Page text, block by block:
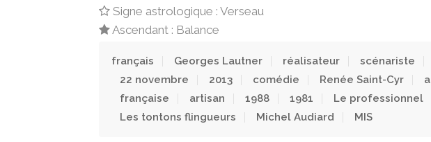
Signe astrologique : Verseau
Ascendant : Balance
français Georges Lautner réalisateur scénariste
22 novembre
2013 comédie Renée Saint-Cyr
française
artisan 1988 1981 Le professionnel
Les tontons flingueurs
Michel Audiard MIS